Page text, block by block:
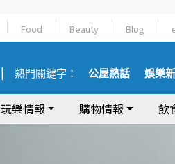
Food Beauty Blog
熱門關鍵字： 公屋熱話 娛樂
玩樂情報 購物情報 飲